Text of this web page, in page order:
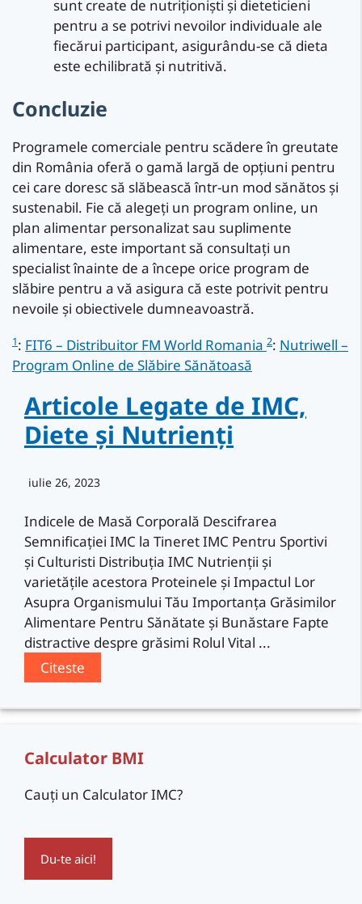
sunt create de nutriționiști și dieteticieni
pentru a se potrivi nevoilor individuale ale
fiecărui participant, asigurându-se că dieta
este echilibrată și nutritivă.
Concluzie
Programele comerciale pentru scădere în greutate
din România oferă o gamă largă de opțiuni pentru
cei care doresc să slăbească într-un mod sănătos și
sustenabil. Fie că alegeți un program online, un
plan alimentar personalizat sau suplimente
alimentare, este important să consultați un
specialist înainte de a începe orice program de
slăbire pentru a vă asigura că este potrivit pentru
nevoile și obiectivele dumneavoastră.
1: FIT6 – Distribuitor FM World Romania 2: Nutriwell –
Program Online de Slăbire Sănătoasă
Articole Legate de IMC,
Diete și Nutrienți
iulie 26, 2023
Indicele de Masă Corporală Descifrarea
Semnificației IMC la Tineret IMC Pentru Sportivi
și Culturisti Distribuția IMC Nutrienții și
varietățile acestora Proteinele și Impactul Lor
Asupra Organismului Tău Importanța Grăsimilor
Alimentare Pentru Sănătate și Bunăstare Fapte
distractive despre grăsimi Rolul Vital ...
Citeste
Calculator BMI
Cauți un Calculator IMC?
Du-te aici!